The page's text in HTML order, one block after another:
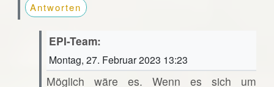
Antworten
EPI-Team:
Montag, 27. Februar 2023 13:23
Möglich wäre es. Wenn es sich um